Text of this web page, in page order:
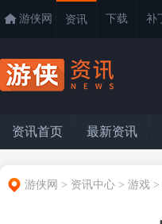
游侠网 资讯 下载 补
资讯首页 最新资讯
游侠网 > 资讯中心 > 游戏 >